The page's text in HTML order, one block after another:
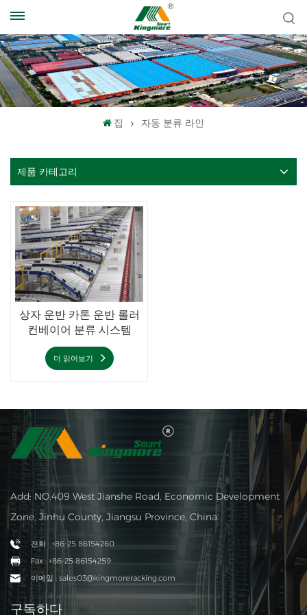
집 자동 분류 라인
제품 카테고리
상자 운반 카톤 운반 롤러
컨베이어 분류 시스템
더 읽어보기
Add: NO.409 West Jianshe Road, Economic Development
Zone, Jinhu County, Jiangsu Province, China
전화 : +86-25 86154260
Fax : +86-25 86154259
이메일 : sales03@kingmoreracking.com
구독하다